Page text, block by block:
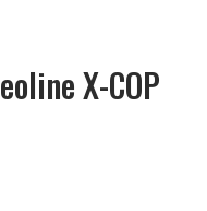
X-COP